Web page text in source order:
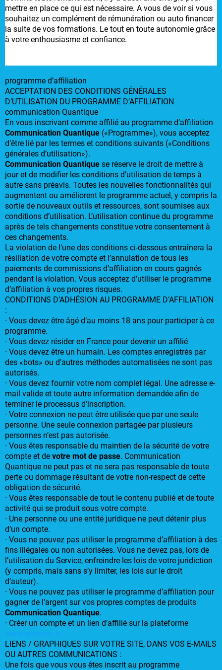
mettre en place ce qui est nécessaire. A vous de voir si vous
souhaitez un complément de rémunération ou auto financer
la suite de vos formations. Le tout en toute autonomie grâce
à votre enthousiasme et confiance.
programme d’affiliation
ACCEPTATION DES CONDITIONS GÉNÉRALES
D’UTILISATION DU PROGRAMME D’AFFILIATION
communication Quantique
En vous inscrivant comme affilié au programme d’affiliation
Communication Quantique («Programme»), vous acceptez
d’être lié par les termes et conditions suivants («Conditions
générales d’utilisation»).
Communication Quantique se réserve le droit de mettre à
jour et de modifier les conditions d’utilisation de temps à
autre sans préavis. Toutes les nouvelles fonctionnalités qui
augmentent ou améliorent le programme actuel, y compris la
sortie de nouveaux outils et ressources, sont soumises aux
conditions d’utilisation. L’utilisation continue du programme
après de tels changements constitue votre consentement à
ces changements.
La violation de l’une des conditions ci-dessous entraînera la
résiliation de votre compte et l’annulation de tous les
paiements de commissions d’affiliation en cours gagnés
pendant la violation. Vous acceptez d’utiliser le programme
d’affiliation à vos propres risques.
CONDITIONS D’ADHÉSION AU PROGRAMME D’AFFILIATION
:
· Vous devez être âgé d’au moins 18 ans pour participer à ce
programme.
· Vous devez résider en France pour devenir un affilié
· Vous devez être un humain. Les comptes enregistrés par
des «bots» ou d’autres méthodes automatisées ne sont pas
autorisés.
· Vous devez fournir votre nom complet légal. Une adresse e-
mail valide et toute autre information demandée afin de
terminer le processus d’inscription.
· Votre connexion ne peut être utilisée que par une seule
personne. Une seule connexion partagée par plusieurs
personnes n’est pas autorisée.
· Vous êtes responsable du maintien de la sécurité de votre
compte et de votre mot de passe. Communication
Quantique ne peut pas et ne sera pas responsable de toute
perte ou dommage résultant de votre non-respect de cette
obligation de sécurité.
· Vous êtes responsable de tout le contenu publié et de toute
activité qui se produit sous votre compte.
· Une personne ou une entité juridique ne peut détenir plus
d’un compte.
· Vous ne pouvez pas utiliser le programme d’affiliation à des
fins illégales ou non autorisées. Vous ne devez pas, lors de
l’utilisation du Service, enfreindre les lois de votre juridiction
(y compris, mais sans s’y limiter, les lois sur le droit
d’auteur).
· Vous ne pouvez pas utiliser le programme d’affiliation pour
gagner de l’argent sur vos propres comptes de produits
Communication Quantique.
· Créer un compte et un lien d’affilié sur la plateforme
LIENS / GRAPHIQUES SUR VOTRE SITE, DANS VOS E-MAILS
OU AUTRES COMMUNICATIONS :
Une fois que vous vous êtes inscrit au programme